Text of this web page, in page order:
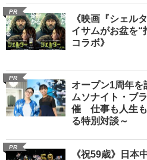
PR
《映画『シェル
イサムがお盆を“
コラボ》
PR
オープン1周年を
ムソナイト・ブ
催 仕事も人生も
る特別対談～
PR
《祝59歳》日本